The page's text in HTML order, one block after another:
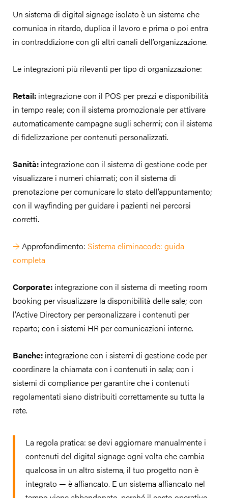
Un sistema di digital signage isolato è un sistema che
comunica in ritardo, duplica il lavoro e prima o poi entra
in contraddizione con gli altri canali dell’organizzazione.
Le integrazioni più rilevanti per tipo di organizzazione:
Retail: integrazione con il POS per prezzi e disponibilità
in tempo reale; con il sistema promozionale per attivare
automaticamente campagne sugli schermi; con il sistema
di fidelizzazione per contenuti personalizzati.
Sanità: integrazione con il sistema di gestione code per
visualizzare i numeri chiamati; con il sistema di
prenotazione per comunicare lo stato dell’appuntamento;
con il wayfinding per guidare i pazienti nei percorsi
corretti.
→ Approfondimento: Sistema eliminacode: guida
completa
Corporate: integrazione con il sistema di meeting room
booking per visualizzare la disponibilità delle sale; con
l’Active Directory per personalizzare i contenuti per
reparto; con i sistemi HR per comunicazioni interne.
Banche: integrazione con i sistemi di gestione code per
coordinare la chiamata con i contenuti in sala; con i
sistemi di compliance per garantire che i contenuti
regolamentati siano distribuiti correttamente su tutta la
rete.
La regola pratica: se devi aggiornare manualmente i
contenuti del digital signage ogni volta che cambia
qualcosa in un altro sistema, il tuo progetto non è
integrato — è affiancato. E un sistema affiancato nel